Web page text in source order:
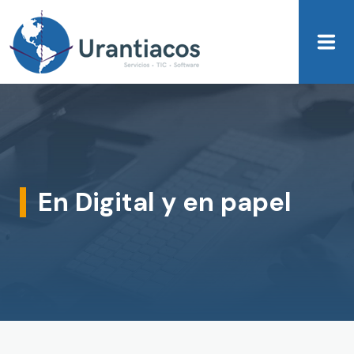
Skip to main content
En Digital y en papel